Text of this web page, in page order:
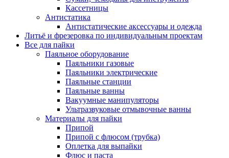
Кассетницы
Антистатика
Антистатические аксессуары и одежда
Литьё и фрезеровка по индивидуальным проектам
Все для пайки
Паяльное оборудование
Паяльники газовые
Паяльники электрические
Паяльные станции
Паяльные ванны
Вакуумные манипуляторы
Ультразвуковые отмывочные ванны
Материалы для пайки
Припой
Припой с флюсом (трубка)
Оплетка для выпайки
Флюс и паста